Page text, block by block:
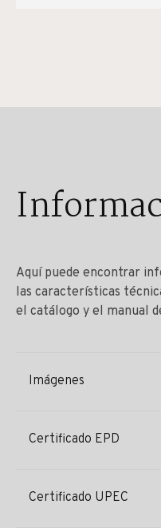
Aquí puede encontrar
las características
el catálogo y el manual
Imágenes
Certificado EPD
Certificado UPEC